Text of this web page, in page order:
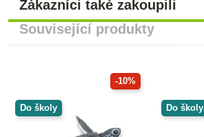
Zákazníci také zakoupili
Související produkty
-10%
Do školy Do školy